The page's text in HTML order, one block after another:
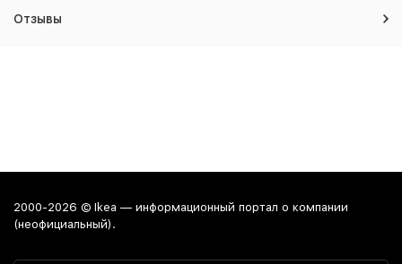
Отзывы
2000-2026 © Ikea — информационный портал о компании
(неофициальный).